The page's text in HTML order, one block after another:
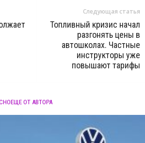
Следующая статья
Топливный кризис начал
разгонять цены в
автошколах. Частные
инструкторы уже
повышают тарифы
ЕЩЕ ОТ АВТОРА